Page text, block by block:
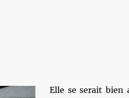
Elle se serait bien